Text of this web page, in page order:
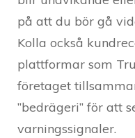
på att du bör gå
Kolla också
plattformar som
företaget
”bedrägeri” för att
varningssignaler.